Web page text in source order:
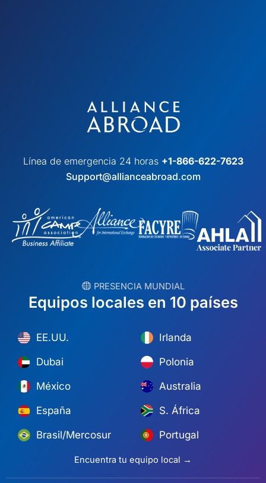
Línea de emergencia 24 horas +1-866-622-7623
Support@allianceabroad.com
︎ PRESENCIA MUNDIAL
Equipos locales en 10 países
EE.UU.
Dubai
México
España
Brasil/Mercosur
Irlanda
Polonia
Australia
S. África
Portugal
Encuentra tu equipo local →